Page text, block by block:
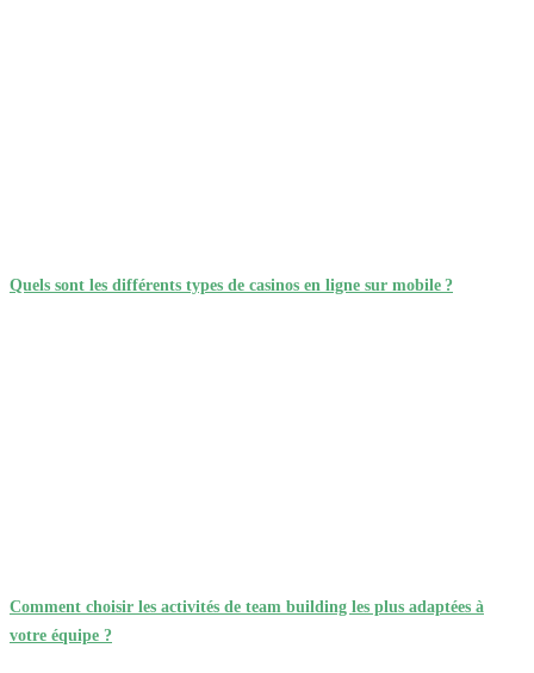
Quels sont les différents types de casinos en ligne sur mobile ?
Comment choisir les activités de team building les plus adaptées à
votre équipe ?